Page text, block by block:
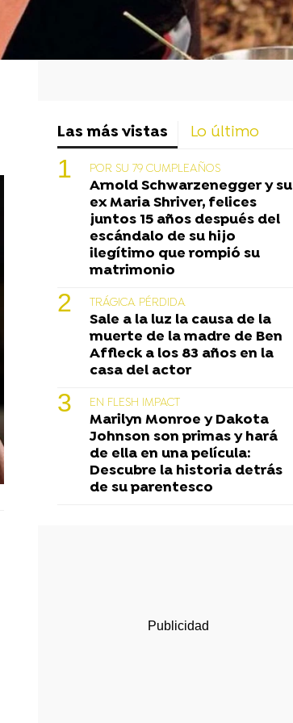
Las más vistas Lo último
POR SU 79 CUMPLEAÑOS
Arnold Schwarzenegger y su
ex Maria Shriver, felices
juntos 15 años después del
escándalo de su hijo
ilegítimo que rompió su
matrimonio
TRÁGICA PÉRDIDA
Sale a la luz la causa de la
muerte de la madre de Ben
Affleck a los 83 años en la
casa del actor
EN FLESH IMPACT
Marilyn Monroe y Dakota
Johnson son primas y hará
de ella en una película:
Descubre la historia detrás
de su parentesco